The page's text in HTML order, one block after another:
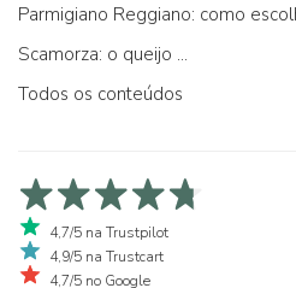
Parmigiano Reggiano: como
Scamorza: o queijo ...
Todos os conteúdos
4,7/5 na Trustpilot
4,9/5 na Trustcart
4,7/5 no Google